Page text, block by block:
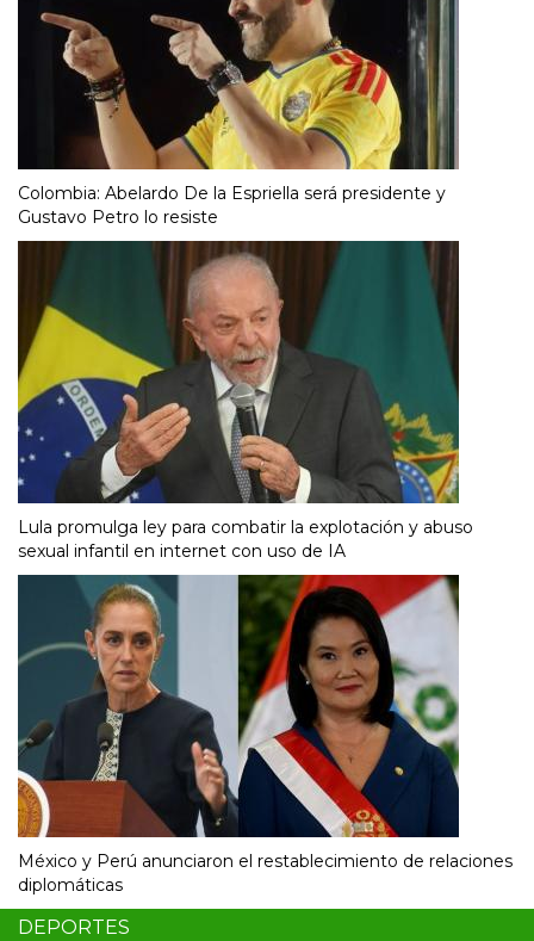
Colombia: Abelardo De la Espriella será presidente y
Gustavo Petro lo resiste
Lula promulga ley para combatir la explotación y abuso
sexual infantil en internet con uso de IA
México y Perú anunciaron el restablecimiento de relaciones
diplomáticas
DEPORTES